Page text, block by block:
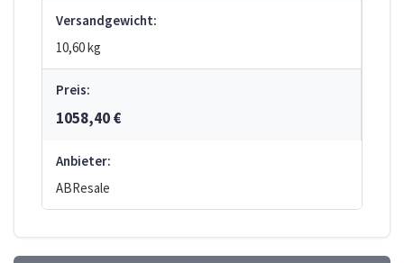
Versandgewicht:
10,60 kg
Preis:
1058,40 €
Anbieter:
ABResale